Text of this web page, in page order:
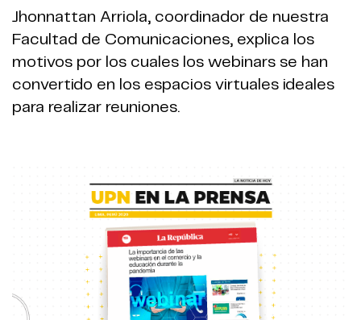
Jhonnattan Arriola, coordinador de nuestra
Facultad de Comunicaciones, explica los
motivos por los cuales los webinars se han
convertido en los espacios virtuales ideales
para realizar reuniones.